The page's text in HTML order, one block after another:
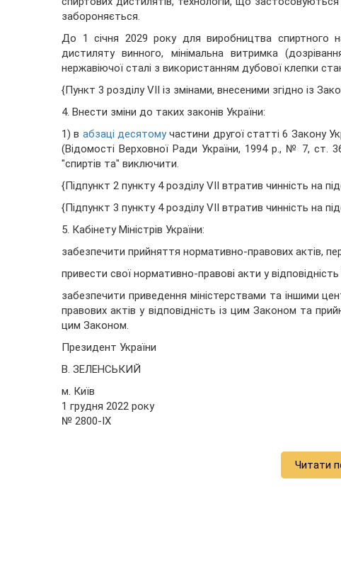
забороняється.
До 1 січня 2029 року для виробництва спиртного
дистиляту винного, мінімальна витримка
нержавіючої сталі з використанням дубової клепки
{Пункт 3 розділу VII із змінами, внесеними згідно із
4. Внести зміни до таких законів України:
1) в абзаці десятомучастини другої статті 6 Закону
(Відомості Верховної Ради України, 1994 р., № 7,
"спиртів та" виключити.
{Підпункт 2 пункту 4 розділу VII втратив чинність на
{Підпункт 3 пункту 4 розділу VII втратив чинність на
5. Кабінету Міністрів України:
забезпечити прийняття нормативно-правових актів,
привести свої нормативно-правові акти у
забезпечити приведення міністерствами та іншими
правових актів у відповідність із цим Законом та
цим Законом.
Президент України
В. ЗЕЛЕНСЬКИЙ
м. Київ
1 грудня 2022 року
№ 2800-IX
Читати